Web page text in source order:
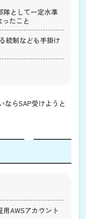
隊として一定水準
たこと
統制なども手掛け
ならSAP受けようと
AWSアカウント